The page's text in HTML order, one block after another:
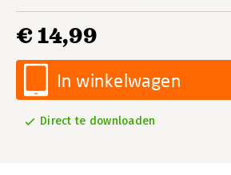
€ 14,99
In winkelwagen
Direct te downloaden